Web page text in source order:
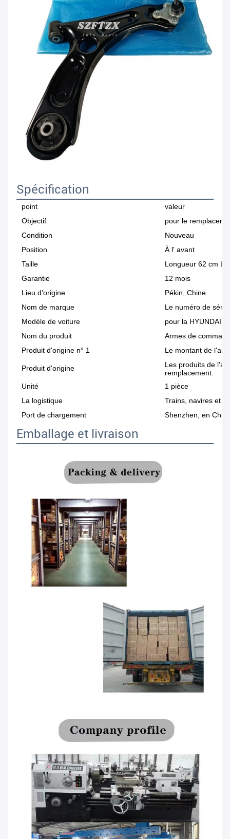
Spécification
point
valeur
Objectif
pour le
Condition
Nouveau
Position
À l' avant
Taille
Longueur 62 cm
Garantie
12 mois
Lieu d'origine
Pékin, Chine
Nom de marque
Le numéro de série:
Modèle de voiture
pour la HYUNDAI
Nom du produit
Armes de
Produit d'origine n° 1
Le montant de
Produit d'origine
Les produits de
remplacement.
Unité
1 pièce
La logistique
Trains, navires et
Port de chargement
Shenzhen, en
Emballage et livraison